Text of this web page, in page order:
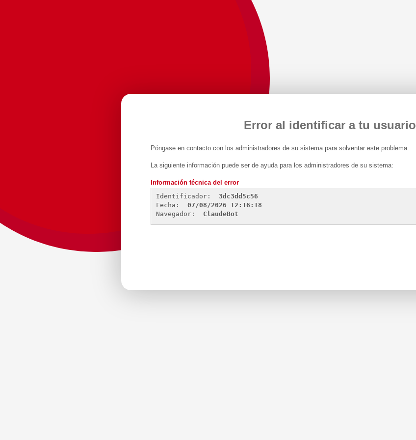
Error al identificar a tu usuario
Póngase en contacto con los administradores de su sistema para solventar este problema.
La siguiente información puede ser de ayuda para los administradores de su sistema:
Información técnica del error
Identificador:
3dc3dd5c56
Fecha:
07/08/2026 12:16:18
Navegador:
ClaudeBot